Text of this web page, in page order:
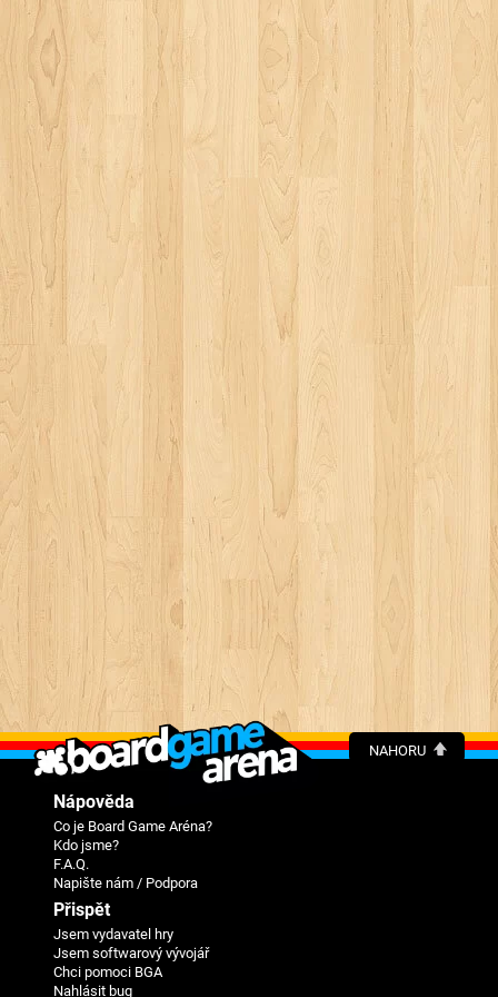
NAHORU
Nápověda
Co je Board Game Aréna?
Kdo jsme?
F.A.Q.
Napište nám / Podpora
Přispět
Jsem vydavatel hry
Jsem softwarový vývojář
Chci pomoci BGA
Nahlásit bug